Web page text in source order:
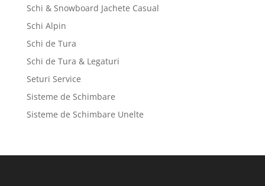
Schi & Snowboard Jachete Casual
Schi Alpin
Schi de Tura
Schi de Tura & Legaturi
Seturi Service
Sisteme de Schimbare
Sisteme de Schimbare Unelte